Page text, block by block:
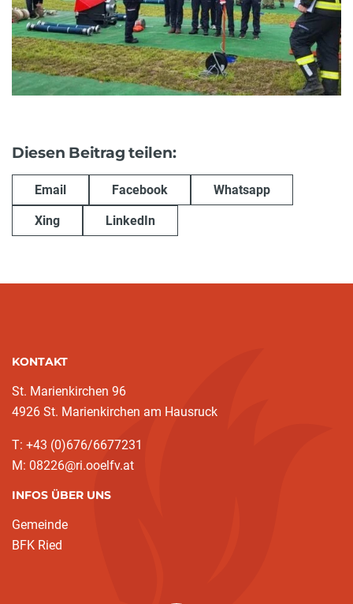
Diesen Beitrag teilen:
Email Facebook Whatsapp
Xing LinkedIn
KONTAKT
St. Marienkirchen 96
4926 St. Marienkirchen am Hausruck
T: +43 (0)676/6677231
M: 08226@ri.ooelfv.at
INFOS ÜBER UNS
Gemeinde
BFK Ried